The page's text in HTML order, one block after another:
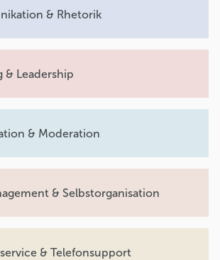
& Rhetorik
& Leadership
& Moderation
& Selbstorganisation
& Telefonsupport